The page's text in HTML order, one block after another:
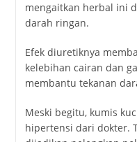
mengaitkan herbal ini
darah ringan.
Efek diuretiknya
kelebihan cairan dan
membantu tekanan
Meski begitu, kumis
hipertensi dari dokter.